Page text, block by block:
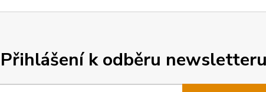
Přihlášení k odběru